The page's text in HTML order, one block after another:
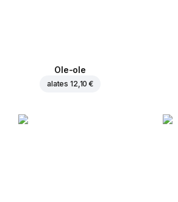
Ole-ole
alates 12,10 €